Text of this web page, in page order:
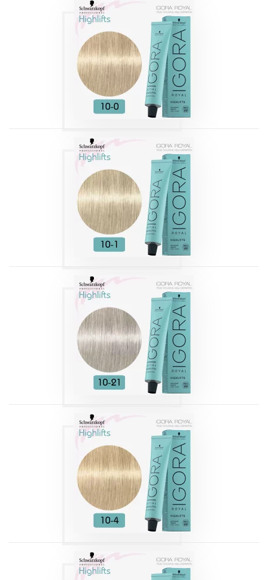
IGORA HIGHLIFTS
10-0 BLOND TRÈS
TRÈS CLAIR 60ML
Produits
IGORA HIGHLIFTS
BLOND 10-1
BLOND TRÈS TRÈS
CLAIR CENDRÉ
Produits
IGORA HIGHLIFTS
BLOND 10-21
ULTRA BLOND
CENDRÉ
Produits
IGORA HIGHLIFTS
10-4 BLOND TRÈS
TRÈS CLAIR BEIGE
Produits